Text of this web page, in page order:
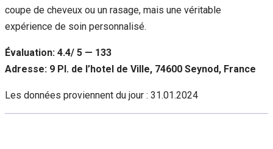
coupe de cheveux ou un rasage, mais une véritable
expérience de soin personnalisé.
Évaluation: 4.4/ 5 — 133
Adresse: 9 Pl. de l’hotel de Ville, 74600 Seynod, France
Les données proviennent du jour : 31.01.2024